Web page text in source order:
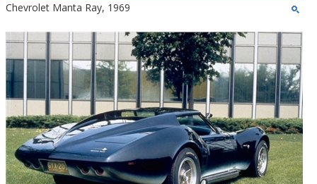
Chevrolet Manta Ray, 1969